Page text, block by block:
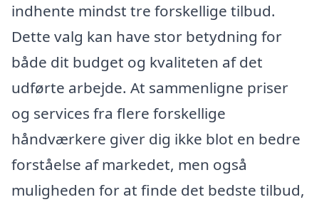
indhente mindst tre forskellige tilbud.
Dette valg kan have stor betydning for
både dit budget og kvaliteten af det
udførte arbejde. At sammenligne priser
og services fra flere forskellige
håndværkere giver dig ikke blot en bedre
forståelse af markedet, men også
muligheden for at finde det bedste tilbud,